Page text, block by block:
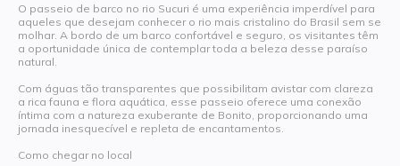
O passeio de barco no rio Sucuri é uma experiência imperdível para
aqueles que desejam conhecer o rio mais cristalino do Brasil sem se
molhar. A bordo de um barco confortável e seguro, os visitantes têm
a oportunidade única de contemplar toda a beleza desse paraíso
natural.
Com águas tão transparentes que possibilitam avistar com clareza
a rica fauna e flora aquática, esse passeio oferece uma conexão
íntima com a natureza exuberante de Bonito, proporcionando uma
jornada inesquecível e repleta de encantamentos.
Como chegar no local